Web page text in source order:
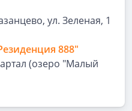
ул. Зеленая, 1
888"
(озеро "Малый